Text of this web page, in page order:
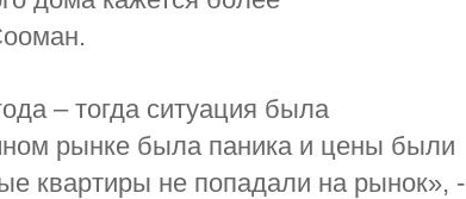
– тогда ситуация была
рынке была паника и цены были
квартиры не попадали на рынок», -